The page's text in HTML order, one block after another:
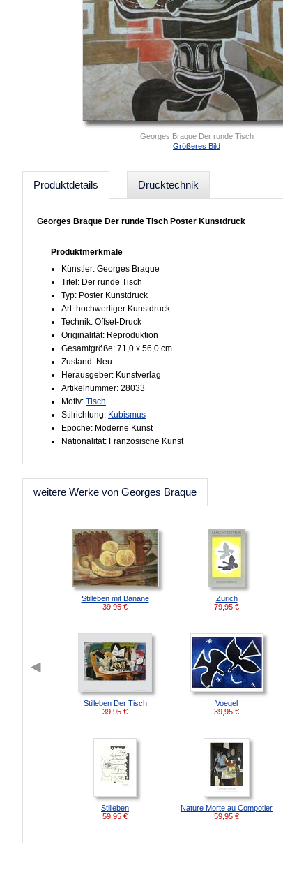
Georges Braque Der runde Tisch
Größeres Bild
Produktdetails Drucktechnik
Georges Braque Der runde Tisch Poster Kunstdruck
Produktmerkmale
Künstler: Georges Braque
Titel: Der runde Tisch
Typ: Poster Kunstdruck
Art: hochwertiger Kunstdruck
Technik: Offset-Druck
Originalität: Reproduktion
Gesamtgröße: 71,0 x 56,0 cm
Zustand: Neu
Herausgeber: Kunstverlag
Artikelnummer: 28033
Motiv: Tisch
Stilrichtung: Kubismus
Epoche: Moderne Kunst
Nationalität: Französische Kunst
weitere Werke von Georges Braque
Stilleben mit Banane
39,95 €
Zurich
79,95 €
Stilleben Der Tisch
39,95 €
Voegel
39,95 €
Stilleben
59,95 €
Nature Morte au Compotier
59,95 €